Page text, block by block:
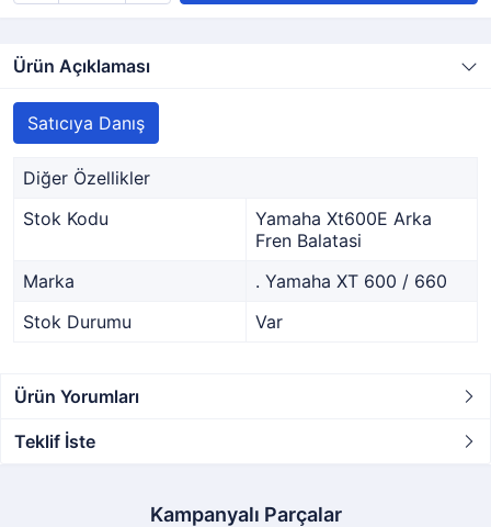
Ürün Açıklaması
Satıcıya Danış
Diğer Özellikler
Stok Kodu
Yamaha Xt600E Arka
Fren Balatasi
Marka
. Yamaha XT 600 / 660
Stok Durumu
Var
Ürün Yorumları
Teklif İste
Kampanyalı Parçalar